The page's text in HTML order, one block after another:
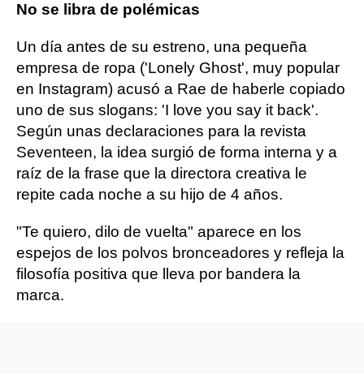
No se libra de polémicas
Un día antes de su estreno, una pequeña
empresa de ropa ('Lonely Ghost', muy popular
en Instagram) acusó a Rae de haberle copiado
uno de sus slogans: 'I love you say it back'.
Según unas declaraciones para la revista
Seventeen, la idea surgió de forma interna y a
raíz de la frase que la directora creativa le
repite cada noche a su hijo de 4 años.
"Te quiero, dilo de vuelta" aparece en los
espejos de los polvos bronceadores y refleja la
filosofía positiva que lleva por bandera la
marca.